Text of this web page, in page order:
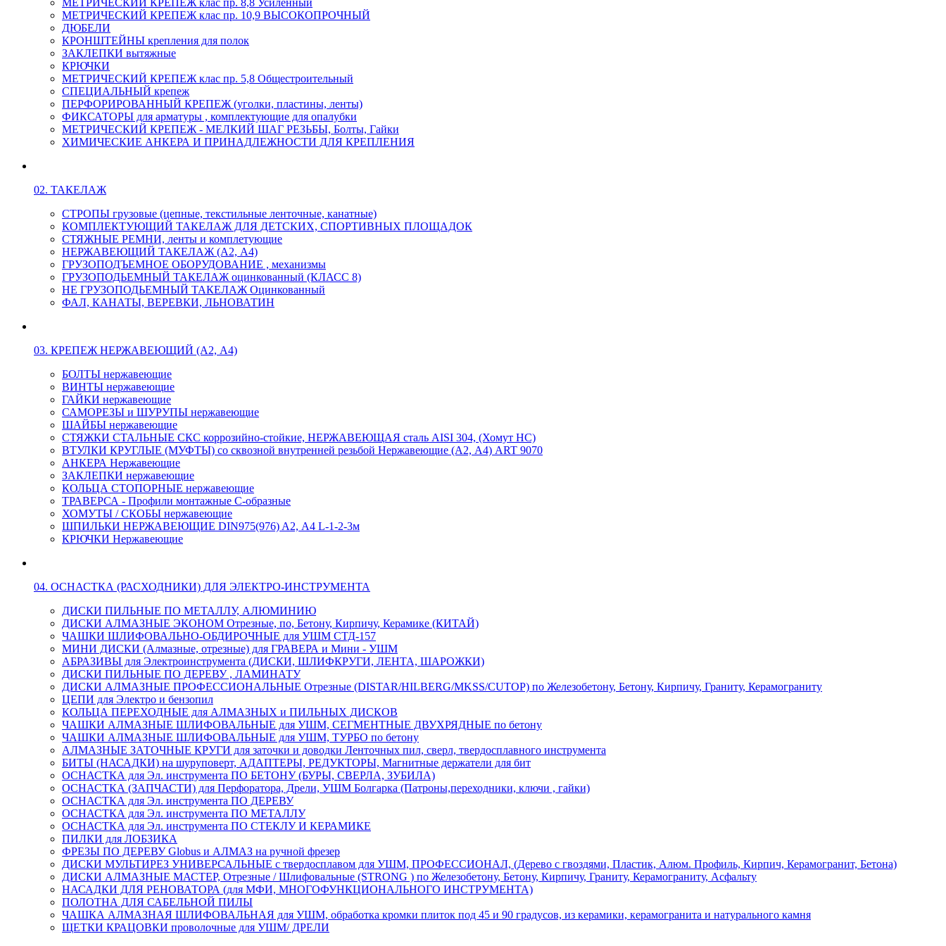
МЕТРИЧЕСКИЙ КРЕПЕЖ клас пр. 8,8 Усиленный
МЕТРИЧЕСКИЙ КРЕПЕЖ клас пр. 10,9 ВЫСОКОПРОЧНЫЙ
ДЮБЕЛИ
КРОНШТЕЙНЫ крепления для полок
ЗАКЛЕПКИ вытяжные
КРЮЧКИ
МЕТРИЧЕСКИЙ КРЕПЕЖ клас пр. 5,8 Общестроительный
СПЕЦИАЛЬНЫЙ крепеж
ПЕРФОРИРОВАННЫЙ КРЕПЕЖ (уголки, пластины, ленты)
ФИКСАТОРЫ для арматуры , комплектующие для опалубки
МЕТРИЧЕСКИЙ КРЕПЕЖ - МЕЛКИЙ ШАГ РЕЗЬБЫ, Болты, Гайки
ХИМИЧЕСКИЕ АНКЕРА И ПРИНАДЛЕЖНОСТИ ДЛЯ КРЕПЛЕНИЯ
02. ТАКЕЛАЖ
СТРОПЫ грузовые (цепные, текстильные ленточные, канатные)
КОМПЛЕКТУЮЩИЙ ТАКЕЛАЖ ДЛЯ ДЕТСКИХ, СПОРТИВНЫХ ПЛОЩАДОК
СТЯЖНЫЕ РЕМНИ, ленты и комплетующие
НЕРЖАВЕЮЩИЙ ТАКЕЛАЖ (А2, А4)
ГРУЗОПОДЪЕМНОЕ ОБОРУДОВАНИЕ , механизмы
ГРУЗОПОДЬЕМНЫЙ ТАКЕЛАЖ оцинкованный (КЛАСС 8)
НЕ ГРУЗОПОДЬЕМНЫЙ ТАКЕЛАЖ Оцинкованный
ФАЛ, КАНАТЫ, ВЕРЕВКИ, ЛЬНОВАТИН
03. КРЕПЕЖ НЕРЖАВЕЮЩИЙ (А2, А4)
БОЛТЫ нержавеющие
ВИНТЫ нержавеющие
ГАЙКИ нержавеющие
САМОРЕЗЫ и ШУРУПЫ нержавеющие
ШАЙБЫ нержавеющие
СТЯЖКИ СТАЛЬНЫЕ СКС коррозийно-стойкие, НЕРЖАВЕЮЩАЯ сталь AISI 304, (Хомут НС)
ВТУЛКИ КРУГЛЫЕ (МУФТЫ) со сквозной внутренней резьбой Нержавеющие (А2, А4) ART 9070
АНКЕРА Нержавеющие
ЗАКЛЕПКИ нержавеющие
КОЛЬЦА СТОПОРНЫЕ нержавеющие
ТРАВЕРСА - Профили монтажные С-образные
ХОМУТЫ / СКОБЫ нержавеющие
ШПИЛЬКИ НЕРЖАВЕЮЩИЕ DIN975(976) A2, А4 L-1-2-3м
КРЮЧКИ Нержавеющие
04. ОСНАСТКА (РАСХОДНИКИ) ДЛЯ ЭЛЕКТРО-ИНСТРУМЕНТА
ДИСКИ ПИЛЬНЫЕ ПО МЕТАЛЛУ, АЛЮМИНИЮ
ДИСКИ АЛМАЗНЫЕ ЭКОНОМ Отрезные, по, Бетону, Кирпичу, Керамике (КИТАЙ)
ЧАШКИ ШЛИФОВАЛЬНО-ОБДИРОЧНЫЕ для УШМ СТД-157
МИНИ ДИСКИ (Алмазные, отрезные) для ГРАВЕРА и Мини - УШМ
АБРАЗИВЫ для Электроинструмента (ДИСКИ, ШЛИФКРУГИ, ЛЕНТА, ШАРОЖКИ)
ДИСКИ ПИЛЬНЫЕ ПО ДЕРЕВУ , ЛАМИНАТУ
ДИСКИ АЛМАЗНЫЕ ПРОФЕССИОНАЛЬНЫЕ Отрезные (DISTAR/HILBERG/MKSS/CUTOP) по Железобетону, Бетону, Кирпичу, Граниту, Керамограниту
ЦЕПИ для Электро и бензопил
КОЛЬЦА ПЕРЕХОДНЫЕ для АЛМАЗНЫХ и ПИЛЬНЫХ ДИСКОВ
ЧАШКИ АЛМАЗНЫЕ ШЛИФОВАЛЬНЫЕ для УШМ, СЕГМЕНТНЫЕ ДВУХРЯДНЫЕ по бетону
ЧАШКИ АЛМАЗНЫЕ ШЛИФОВАЛЬНЫЕ для УШМ, ТУРБО по бетону
АЛМАЗНЫЕ ЗАТОЧНЫЕ КРУГИ для заточки и доводки Ленточных пил, сверл, твердосплавного инструмента
БИТЫ (НАСАДКИ) на шуруповерт, АДАПТЕРЫ, РЕДУКТОРЫ, Магнитные держатели для бит
ОСНАСТКА для Эл. инструмента ПО БЕТОНУ (БУРЫ, СВЕРЛА, ЗУБИЛА)
ОСНАСТКА (ЗАПЧАСТИ) для Перфоратора, Дрели, УШМ Болгарка (Патроны,переходники, ключи , гайки)
ОСНАСТКА для Эл. инструмента ПО ДЕРЕВУ
ОСНАСТКА для Эл. инструмента ПО МЕТАЛЛУ
ОСНАСТКА для Эл. инструмента ПО СТЕКЛУ И КЕРАМИКЕ
ПИЛКИ для ЛОБЗИКА
ФРЕЗЫ ПО ДЕРЕВУ Globus и АЛМАЗ на ручной фрезер
ДИСКИ МУЛЬТИРЕЗ УНИВЕРСАЛЬНЫЕ с твердосплавом для УШМ, ПРОФЕССИОНАЛ, (Дерево с гвоздями, Пластик, Алюм. Профиль, Кирпич, Керамогранит, Бетона)
ДИСКИ АЛМАЗНЫЕ МАСТЕР, Отрезные / Шлифовальные (STRONG ) по Железобетону, Бетону, Кирпичу, Граниту, Керамограниту, Асфальту
НАСАДКИ ДЛЯ РЕНОВАТОРА (для МФИ, МНОГОФУНКЦИОНАЛЬНОГО ИНСТРУМЕНТА)
ПОЛОТНА ДЛЯ САБЕЛЬНОЙ ПИЛЫ
ЧАШКА АЛМАЗНАЯ ШЛИФОВАЛЬНАЯ для УШМ, обработка кромки плиток под 45 и 90 градусов, из керамики, керамогранита и натурального камня
ЩЕТКИ КРАЦОВКИ проволочные для УШМ/ ДРЕЛИ